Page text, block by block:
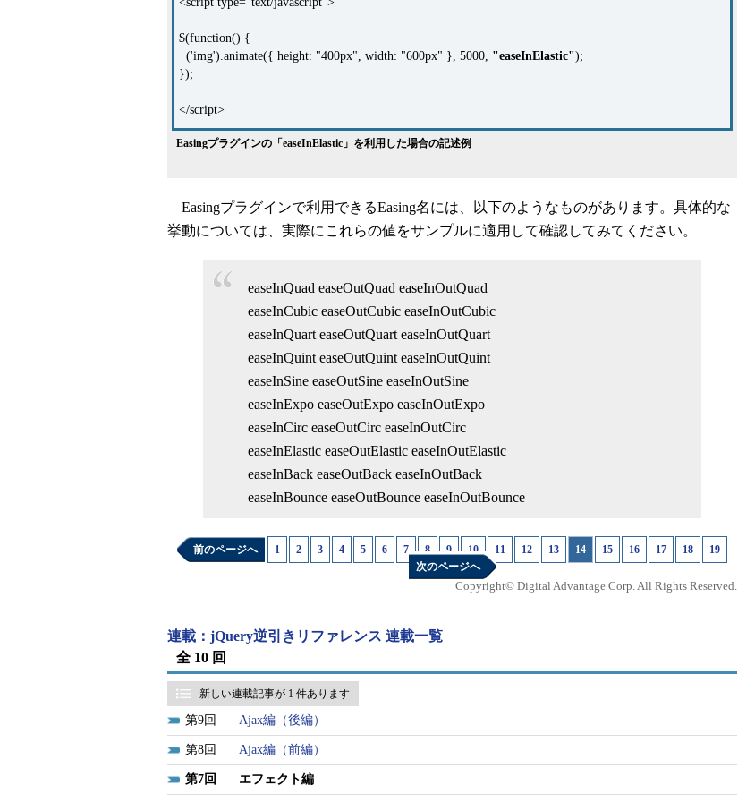
$(function() {
('img').animate({ height: "400px", width: "600px" }, 5000, "easeInElastic");
});
</script>
Easingプラグインの「easeInElastic」を利用した場合の記述例
Easingプラグインで利用できるEasing名には、以下のようなものがあります。具体的な
挙動については、実際にこれらの値をサンプルに適用して確認してみてください。
easeInQuad easeOutQuad easeInOutQuad
easeInCubic easeOutCubic easeInOutCubic
easeInQuart easeOutQuart easeInOutQuart
easeInQuint easeOutQuint easeInOutQuint
easeInSine easeOutSine easeInOutSine
easeInExpo easeOutExpo easeInOutExpo
easeInCirc easeOutCirc easeInOutCirc
easeInElastic easeOutElastic easeInOutElastic
easeInBack easeOutBack easeInOutBack
easeInBounce easeOutBounce easeInOutBounce
前のページへ 1 2 3 4 5 6 7 8 9 10 11 12 13 14 15 16 17 18
19
次のページへ
Copyright© Digital Advantage Corp. All Rights Reserved.
連載：jQuery逆引きリファレンス 連載一覧
全 10 回
新しい連載記事が 1 件あります
9 Ajax編（後編）
8 Ajax編（前編）
7 エフェクト編